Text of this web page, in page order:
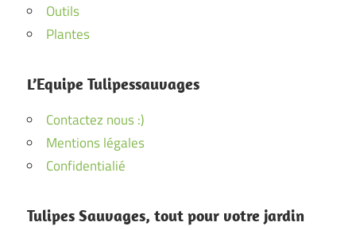
Outils
Plantes
L’Equipe Tulipessauvages
Contactez nous :)
Mentions légales
Confidentialié
Tulipes Sauvages, tout pour votre jardin